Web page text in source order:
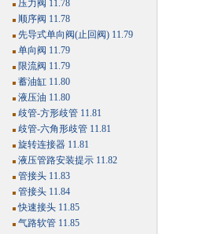
压力阀 11.78
顺序阀 11.78
先导式单向阀(止回阀) 11.79
单向阀 11.79
限流阀 11.79
蓄油缸 11.80
液压油 11.80
歧管-方形歧管 11.81
歧管-六角形歧管 11.81
旋转连接器 11.81
液压管路安装提示 11.82
管接头 11.83
管接头 11.84
快速接头 11.85
气路软管 11.85